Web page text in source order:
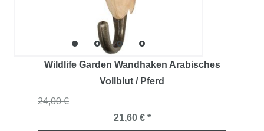
Wildlife Garden Wandhaken Arabisches
Vollblut / Pferd
24,00 €
21,60 € *